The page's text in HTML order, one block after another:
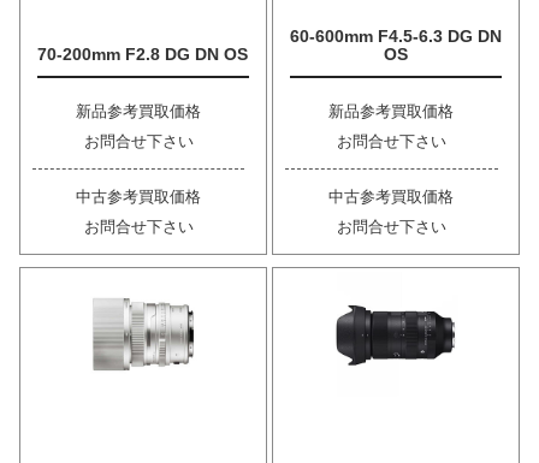
70-200mm F2.8 DG DN OS
新品参考買取価格
お問合せ下さい
中古参考買取価格
お問合せ下さい
60-600mm F4.5-6.3 DG DN
OS
新品参考買取価格
お問合せ下さい
中古参考買取価格
お問合せ下さい